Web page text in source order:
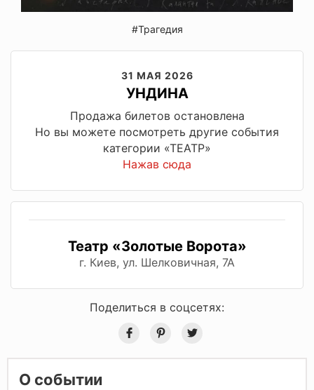
#Трагедия
31 МАЯ 2026
УНДИНА
Продажа билетов остановлена
Но вы можете посмотреть другие события
категории «ТЕАТР»
Нажав сюда
Театр «Золотые Ворота»
г. Киев, ул. Шелковичная, 7А
Поделиться в соцсетях:
О событии